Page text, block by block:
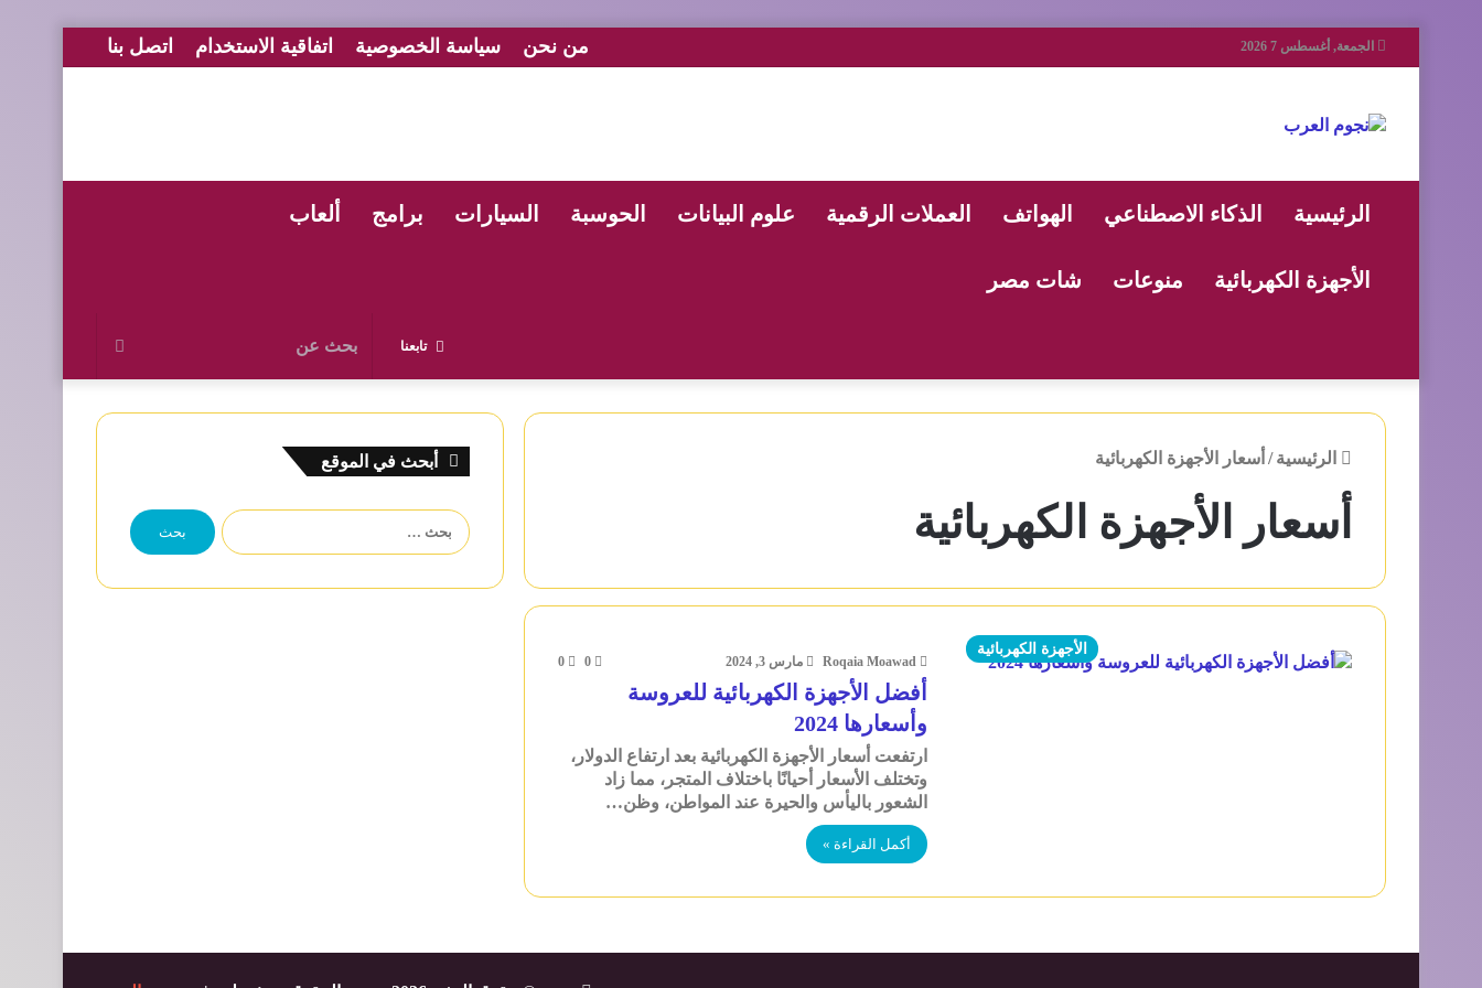
الجمعة, أغسطس 7 2026 من نحن سياسة الخصوصية اتفاقية الاستخدام اتصل بنا
الرئيسية الذكاء الاصطناعي الهواتف العملات الرقمية علوم البيانات الحوسبة السيارات برامج ألعاب
الأجهزة الكهربائية منوعات شات مصر
عن
تابعنا
الرئيسية / أسعار الأجهزة الكهربائية
أسعار الأجهزة الكهربائية
الأجهزة الكهربائية
Roqaia Moawad مارس 3, 2024 0
0
أفضل الأجهزة الكهربائية للعروسة
وأسعارها 2024
ارتفعت أسعار الأجهزة الكهربائية بعد ارتفاع الدولار،
وتختلف الأسعار أحيانًا باختلاف المتجر، مما زاد
الشعور باليأس والحيرة عند المواطن، وظن…
أكمل القراءة »
أبحث في الموقع
البحث
عن: